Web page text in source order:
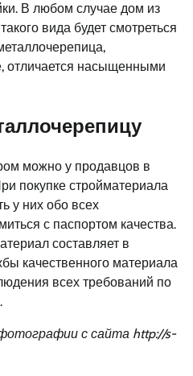
В любом случае дом из
вида будет смотреться
отличается насыщенными
можно у продавцов в
покупке стройматериала
у них обо всех
с паспортом качества.
составляет в
качественного материала
всех требований по
с сайта http://s-